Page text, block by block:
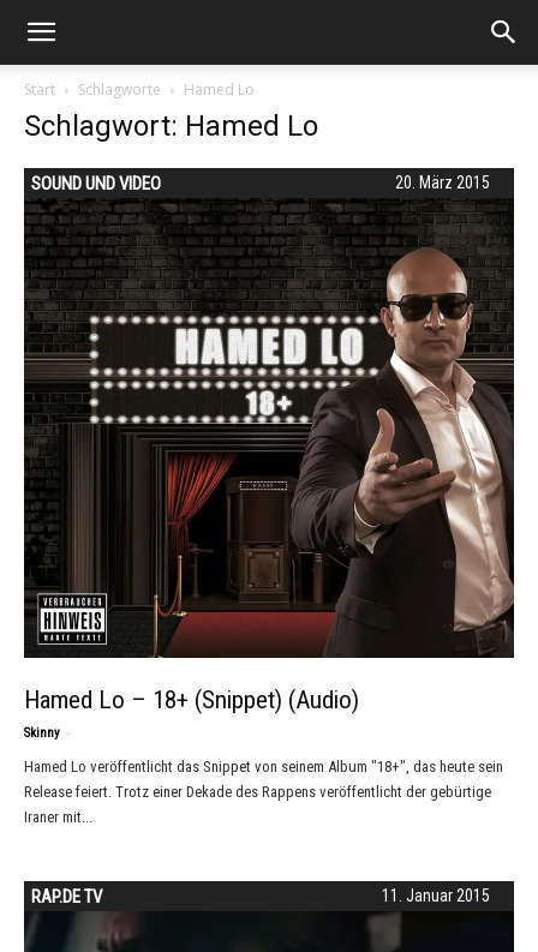
Start Schlagworte Hamed Lo
Schlagwort: Hamed Lo
20. März 2015
SOUND UND VIDEO
Hamed Lo – 18+ (Snippet) (Audio)
Skinny -
Hamed Lo veröffentlicht das Snippet von seinem Album "18+", das heute sein
Release feiert. Trotz einer Dekade des Rappens veröffentlicht der gebürtige
Iraner mit...
11. Januar 2015
RAP.DE TV